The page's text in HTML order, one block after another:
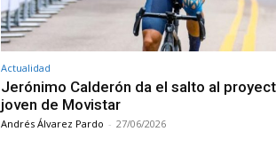
Actualidad
Jerónimo Calderón da el salto al
joven de Movistar
Andrés Álvarez Pardo - 27/06/2026